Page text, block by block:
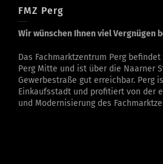
FMZ Perg
Wir wünschen Ihnen viel Vergnügen
Das Fachmarktzentrum Perg
Perg Mitte und ist über die Naarner
Gewerbestraße gut erreichbar. Perg
Einkaufsstadt und profitiert von der
und Modernisierung des